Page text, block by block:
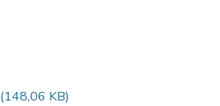
(148,06 KB)